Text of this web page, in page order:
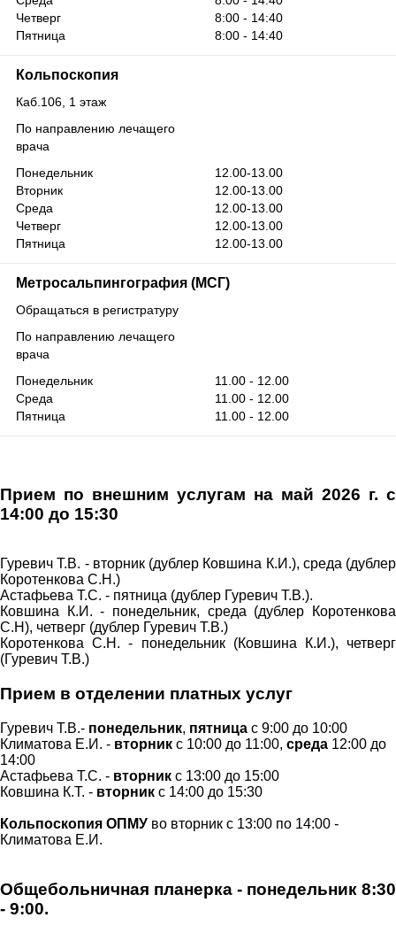
Четверг
Пятница
8:00 - 14:40
8:00 - 14:40
Кольпоскопия
Каб.106, 1 этаж
По направлению лечащего
врача
Понедельник
Вторник
Среда
Четверг
Пятница
12.00-13.00
12.00-13.00
12.00-13.00
12.00-13.00
12.00-13.00
Метросальпингография (МСГ)
Обращаться в регистратуру
По направлению лечащего
врача
Понедельник
Среда
Пятница
11.00 - 12.00
11.00 - 12.00
11.00 - 12.00
Прием по внешним услугам на май 2026 г. с
14:00 до 15:30
Гуревич Т.В. - вторник (дублер Ковшина К.И.), среда (дублер
Коротенкова С.Н.)
Астафьева Т.С. - пятница (дублер Гуревич Т.В.).
Ковшина К.И. - понедельник, среда (дублер Коротенкова
С.Н), четверг (дублер Гуревич Т.В.)
Коротенкова С.Н. - понедельник (Ковшина К.И.), четверг
(Гуревич Т.В.)
Прием в отделении платных услуг
Гуревич Т.В.- понедельник, пятница с 9:00 до 10:00
Климатова Е.И. - вторник с 10:00 до 11:00, среда 12:00 до
14:00
Астафьева Т.С. - вторник с 13:00 до 15:00
Ковшина К.Т. - вторник с 14:00 до 15:30
Кольпоскопия ОПМУ во вторник с 13:00 по 14:00 -
Климатова Е.И.
Общебольничная планерка - понедельник 8:30
- 9:00.